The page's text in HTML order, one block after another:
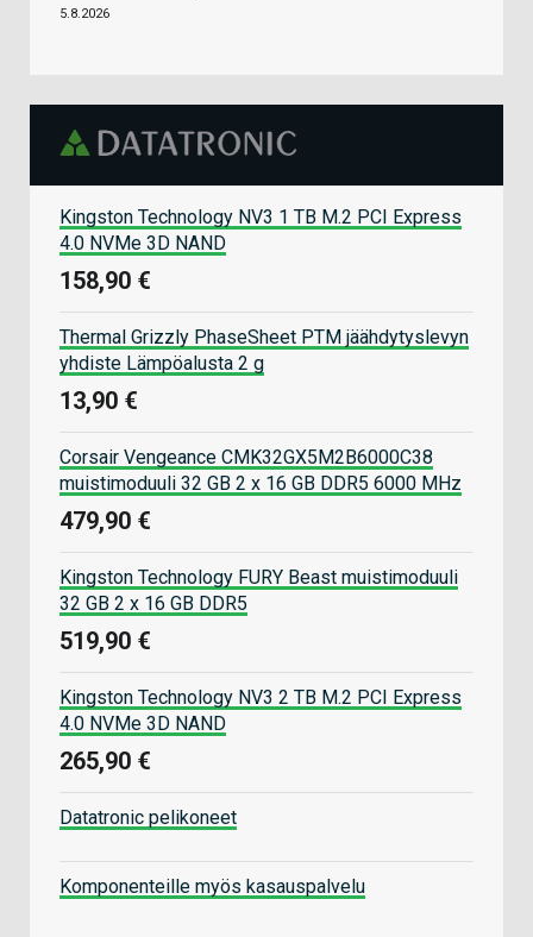
5.8.2026
Kingston Technology NV3 1 TB M.2 PCI Express
4.0 NVMe 3D NAND
158,90 €
Thermal Grizzly PhaseSheet PTM jäähdytyslevyn
yhdiste Lämpöalusta 2 g
13,90 €
Corsair Vengeance CMK32GX5M2B6000C38
muistimoduuli 32 GB 2 x 16 GB DDR5 6000 MHz
479,90 €
Kingston Technology FURY Beast muistimoduuli
32 GB 2 x 16 GB DDR5
519,90 €
Kingston Technology NV3 2 TB M.2 PCI Express
4.0 NVMe 3D NAND
265,90 €
Datatronic pelikoneet
Komponenteille myös kasauspalvelu